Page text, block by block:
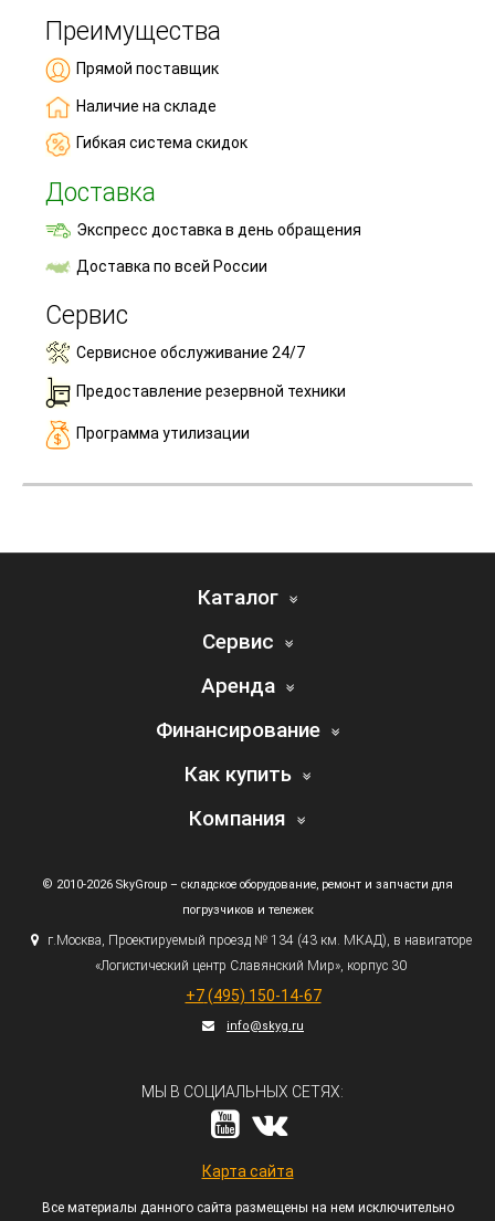
Преимущества
Прямой поставщик
Наличие на складе
Гибкая система скидок
Доставка
Экспресс доставка в день обращения
Доставка по всей России
Сервис
Сервисное обслуживание 24/7
Предоставление резервной техники
Программа утилизации
Каталог
Сервис
Аренда
Финансирование
Как купить
Компания
© 2010-2026 SkyGroup – складское оборудование, ремонт и запчасти для
погрузчиков и тележек
г.Москва, Проектируемый проезд № 134 (43км. МКАД), в навигаторе
«Логистический центр Славянский Мир», корпус 30
+7 (495) 150-14-67
info@skyg.ru
МЫ В СОЦИАЛЬНЫХ СЕТЯХ:
Карта сайта
Все материалы данного сайта размещены на нем исключительно